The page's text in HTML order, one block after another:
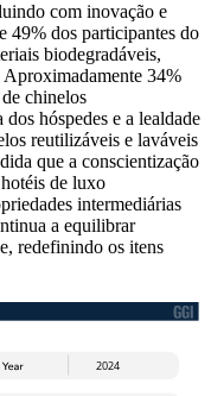
com inovação e
49% dos participantes do
biodegradáveis,
Aproximadamente 34%
chinelos
hóspedes e a lealdade
reutilizáveis ​​e laváveis
que a conscientização
de luxo
intermediárias
a equilibrar
redefinindo os itens